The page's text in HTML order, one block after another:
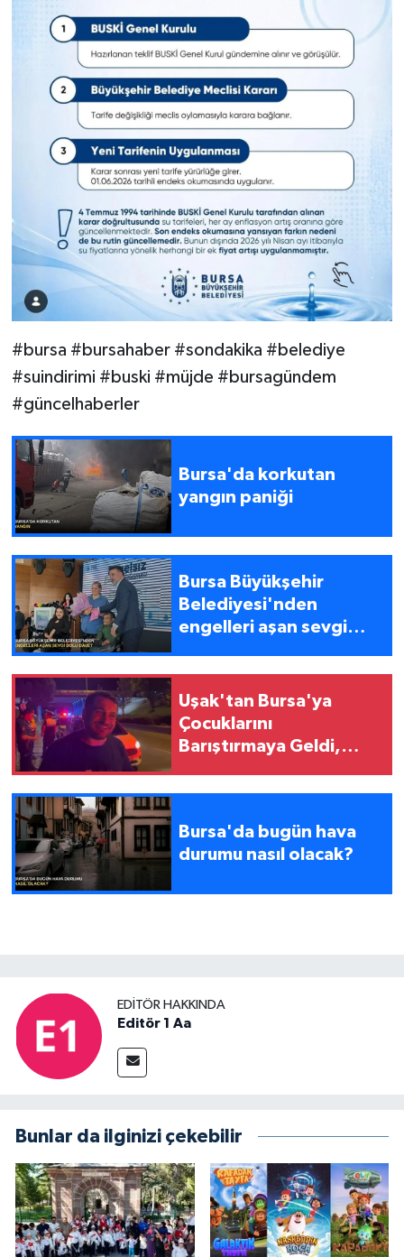
#bursa #bursahaber #sondakika #belediye
#suindirimi #buski #müjde #bursagündem
#güncelhaberler
Bursa'da korkutan
yangın paniği
Bursa Büyükşehir
Belediyesi'nden
engelleri aşan sevgi
Uşak'tan Bursa'ya
Çocuklarını
Barıştırmaya Geldi,
Bursa'da bugün hava
durumu nasıl olacak?
EDITÖR HAKKINDA
Editör 1 Aa
Bunlar da ilginizi çekebilir